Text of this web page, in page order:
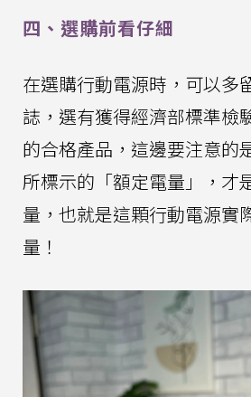
四、選購前看仔細
在選購行動電源時，可以多
誌，選有獲得經濟部標準檢
的合格產品，這邊要注意的
所標示的「額定電量」，才
量，也就是這顆行動電源實
量！